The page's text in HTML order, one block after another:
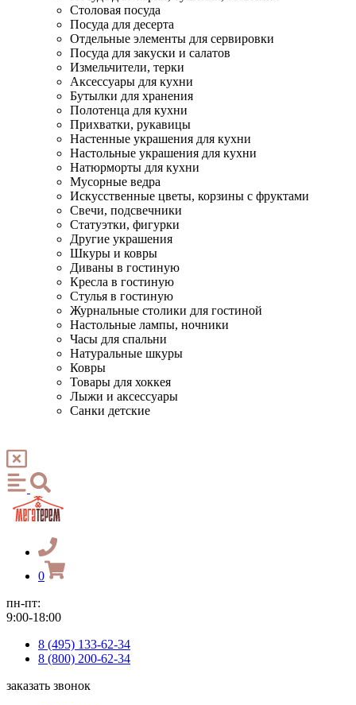
Столовая посуда
Посуда для десерта
Отдельные элементы для сервировки
Посуда для закуски и салатов
Измельчители, терки
Аксессуары для кухни
Бутылки для хранения
Полотенца для кухни
Прихватки, рукавицы
Настенные украшения для кухни
Настольные украшения для кухни
Натюрморты для кухни
Мусорные ведра
Искусственные цветы, корзины с фруктами
Свечи, подсвечники
Статуэтки, фигурки
Другие украшения
Шкуры и ковры
Диваны в гостиную
Кресла в гостиную
Стулья в гостиную
Журнальные столики для гостиной
Настольные лампы, ночники
Часы для спальни
Натуральные шкуры
Ковры
Товары для хоккея
Лыжи и аксессуары
Санки детские
0
пн-пт:
9:00-18:00
8 (495) 133-62-34
8 (800) 200-62-34
заказать звонок